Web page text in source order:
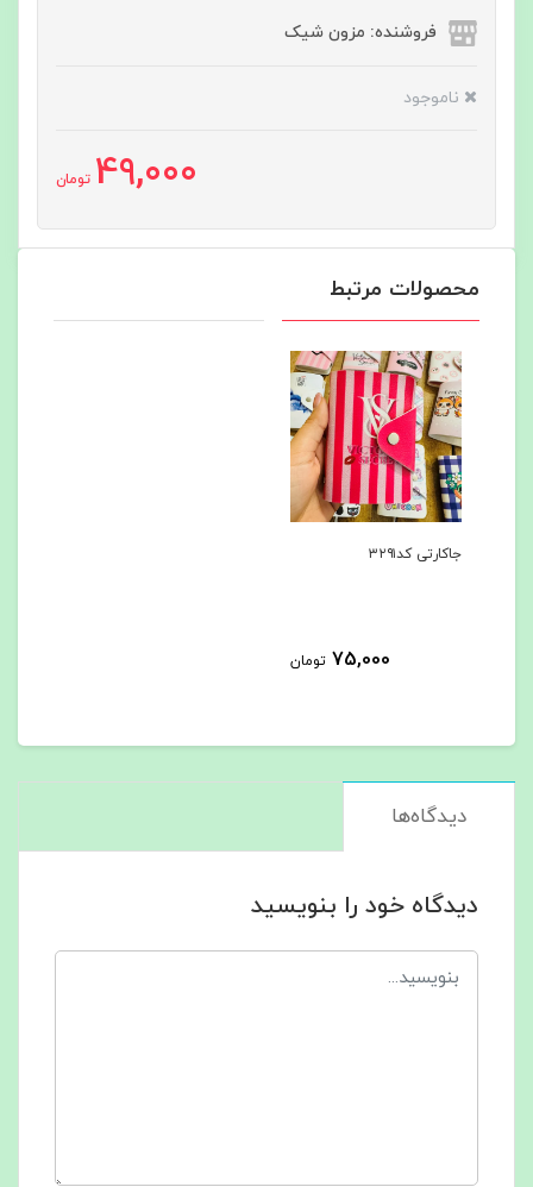
فروشنده: مزون شیک
ناموجود
49,000 تومان
محصولات مرتبط
جاکارتی کد۳۲۹۱
75,000 تومان
دیدگاه‌ها
دیدگاه خود را بنویسید